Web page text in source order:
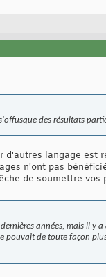
des résultats
d'autres langage
n'ont pas
de soumettre vos
années, mais il y
pouvait de toute façon